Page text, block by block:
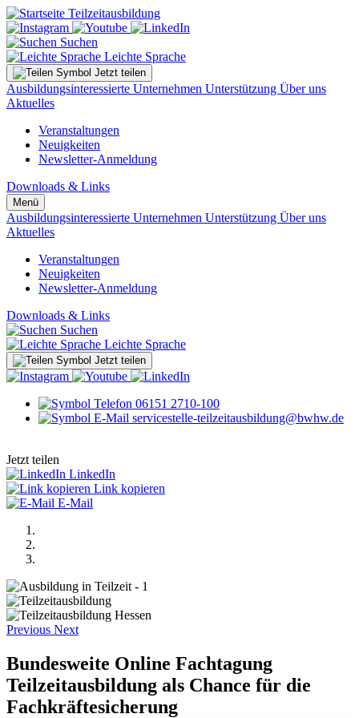
Suchen
Leichte Sprache
Jetzt teilen
Ausbildungsinteressierte Unternehmen Unterstützung Über uns
Aktuelles
Veranstaltungen
Neuigkeiten
Newsletter-Anmeldung
Downloads & Links
Menü
Ausbildungsinteressierte Unternehmen Unterstützung Über uns
Aktuelles
Veranstaltungen
Neuigkeiten
Newsletter-Anmeldung
Downloads & Links
Suchen
Leichte Sprache
Jetzt teilen
06151 2710-100
servicestelle-teilzeitausbildung@bwhw.de
Jetzt teilen
LinkedIn
Link kopieren
E-Mail
Previous Next
Bundesweite Online Fachtagung
Teilzeitausbildung als Chance für die
Fachkräftesicherung